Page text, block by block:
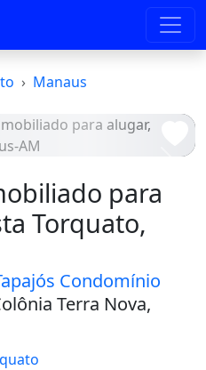
Manaus
para
Torquato,
Condomínio
Terra Nova,